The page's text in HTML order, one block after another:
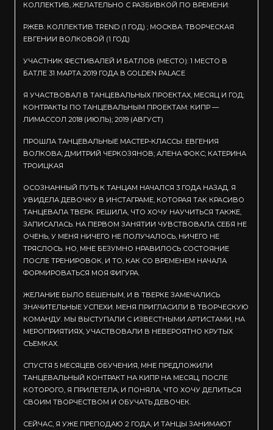
КОЛЛЕКТИВ, ЖЕЛАТЕЛЬНО С РАЗБИВКОЙ ПО ВРЕМЕНИ:
РЖЕВ: КОЛЛЕКТИВ TREND (1 ГОД) ; МОСКВА: ТВОРЧЕСКАЯ
ЕВГЕНИИ ВОЛКОВОЙ (1 ГОД)
УЧАСТНИК ФЕСТИВАЛЕЙ И БАТЛОВ (МЕСТО): 1 МЕСТО В
БАТЛЕ 31 МАРТА 2019 ГОДА В GOLDEN PALACE
Я УЧАСТВОВАЛ В ТАНЦЕВАЛЬНЫХ ПРОЕКТАХ, МЕСЯЦ И ГОД:
КОНТРАКТЫ ПО ТАНЦЕВАЛЬНЫМ ПРОЕКТАМ: КИПР —
ЛИМАССОЛ 2018 (ИЮЛЬ); 2019 (АВГУСТ)
ПРОШЛА ТАНЦЕВАЛЬНЫЕ МАСТЕР-КЛАССЫ: ЕВГЕНИЯ
ВОЛКОВА; ДМИТРИЙ ЧЕРКОЗЯНОВ; АЛЕНА ФОКС; КАТЕРИНА
ТРОИЦКАЯ
ОСОЗНАННЫЙ ПУТЬ К ТАНЦАМ НАЧАЛСЯ 3 ГОДА НАЗАД. Я
УВИДЕЛА ДЕВОЧКУ В ИНСТАГРАМЕ, КОТОРАЯ ТАК КРАСИВО
ТАНЦЕВАЛА ТВЕРК. РЕШИЛА, ЧТО ХОЧУ НАУЧИТЬСЯ ТАКЖЕ,
ЗАПИСАЛАСЬ. НА ПЕРВОМ ЗАНЯТИИ ЧУВСТВОВАЛА СЕБЯ НЕ
ОЧЕНЬ, У МЕНЯ НИЧЕГО НЕ ПОЛУЧАЛОСЬ, НИЧЕГО НЕ
ТРЯСЛОСЬ. НО, МНЕ БЕЗУМНО НРАВИЛОСЬ СОСТОЯНИЕ
ПОСЛЕ ТРЕНИРОВОК, И ТО, КАК СО ВРЕМЕНЕМ НАЧАЛА
ФОРМИРОВАТЬСЯ МОЯ ФИГУРА.
ЖЕЛАНИЕ БЫЛО БЕШЕНЫМ, И В ТВЕРКЕ ЗАМЕЧАЛИСЬ
ЗНАЧИТЕЛЬНЫЕ УСПЕХИ. МЕНЯ ПРИГЛАСИЛИ В ТВОРЧЕСКУЮ
КОМАНДУ. МЫ ВЫСТУПАЛИ С ИЗВЕСТНЫМИ АРТИСТАМИ, НА
МЕРОПРИЯТИЯХ, УЧАСТВОВАЛИ В НЕВЕРОЯТНО КРУТЫХ
СЪЕМКАХ.
СПУСТЯ 5 МЕСЯЦЕВ ОБУЧЕНИЯ, МНЕ ПРЕДЛОЖИЛИ
ТАНЦЕВАЛЬНЫЙ КОНТРАКТ НА КИПР НА МЕСЯЦ, ПОСЛЕ
КОТОРОГО, Я ПРИЛЕТЕЛА, И ПОНЯЛА, ЧТО ХОЧУ ДЕЛИТЬСЯ
СВОИМ ТВОРЧЕСТВОМ И ОБУЧАТЬ ДЕВОЧЕК.
СЕЙЧАС, Я УЖЕ ПРЕПОДАЮ 2 ГОДА, И ТАНЦЫ ЗАНИМАЮТ